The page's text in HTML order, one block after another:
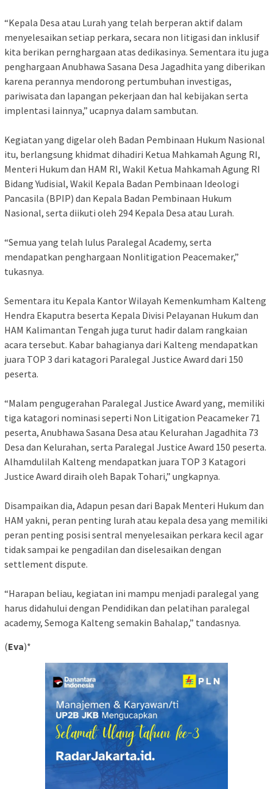
“Kepala Desa atau Lurah yang telah berperan aktif dalam
menyelesaikan setiap perkara, secara non litigasi dan inklusif
kita berikan pernghargaan atas dedikasinya. Sementara itu juga
penghargaan Anubhawa Sasana Desa Jagadhita yang diberikan
karena perannya mendorong pertumbuhan investigas,
pariwisata dan lapangan pekerjaan dan hal kebijakan serta
implentasi lainnya,” ucapnya dalam sambutan.
Kegiatan yang digelar oleh Badan Pembinaan Hukum Nasional
itu, berlangsung khidmat dihadiri Ketua Mahkamah Agung RI,
Menteri Hukum dan HAM RI, Wakil Ketua Mahkamah Agung RI
Bidang Yudisial, Wakil Kepala Badan Pembinaan Ideologi
Pancasila (BPIP) dan Kepala Badan Pembinaan Hukum
Nasional, serta diikuti oleh 294 Kepala Desa atau Lurah.
“Semua yang telah lulus Paralegal Academy, serta
mendapatkan penghargaan Nonlitigation Peacemaker,”
tukasnya.
Sementara itu Kepala Kantor Wilayah Kemenkumham Kalteng
Hendra Ekaputra beserta Kepala Divisi Pelayanan Hukum dan
HAM Kalimantan Tengah juga turut hadir dalam rangkaian
acara tersebut. Kabar bahagianya dari Kalteng mendapatkan
juara TOP 3 dari katagori Paralegal Justice Award dari 150
peserta.
“Malam pengugerahan Paralegal Justice Award yang, memiliki
tiga katagori nominasi seperti Non Litigation Peacameker 71
peserta, Anubhawa Sasana Desa atau Kelurahan Jagadhita 73
Desa dan Kelurahan, serta Paralegal Justice Award 150 peserta.
Alhamdulilah Kalteng mendapatkan juara TOP 3 Katagori
Justice Award diraih oleh Bapak Tohari,” ungkapnya.
Disampaikan dia, Adapun pesan dari Bapak Menteri Hukum dan
HAM yakni, peran penting lurah atau kepala desa yang memiliki
peran penting posisi sentral menyelesaikan perkara kecil agar
tidak sampai ke pengadilan dan diselesaikan dengan
settlement dispute.
“Harapan beliau, kegiatan ini mampu menjadi paralegal yang
harus didahului dengan Pendidikan dan pelatihan paralegal
academy, Semoga Kalteng semakin Bahalap,” tandasnya.
(Eva)*